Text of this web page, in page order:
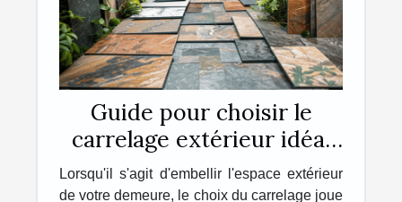
Guide pour choisir le
carrelage extérieur idéal
pour votre maison
Lorsqu'il s'agit d'embellir l'espace extérieur
de votre demeure, le choix du carrelage joue